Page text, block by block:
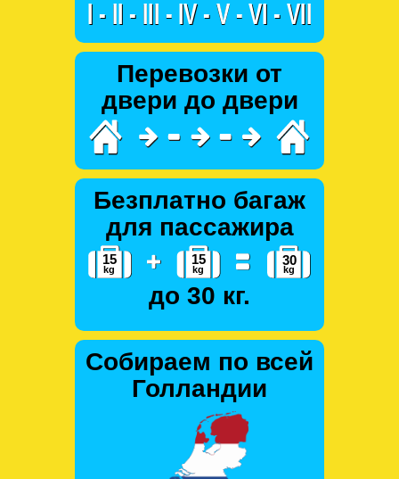
Перевозки от
двери до двери
Безплатно багаж
для пассажира
до 30 кг.
Собираем по всей
Голландии